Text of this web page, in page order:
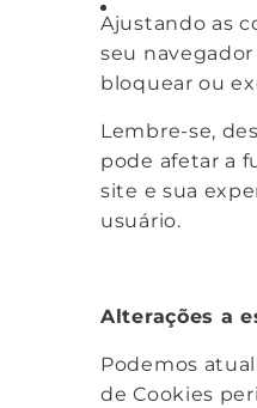
Ajustando as
seu navegador
bloquear ou
Lembre-se,
pode afetar a
site e sua
usuário.
Alterações a
Podemos
de Cookies